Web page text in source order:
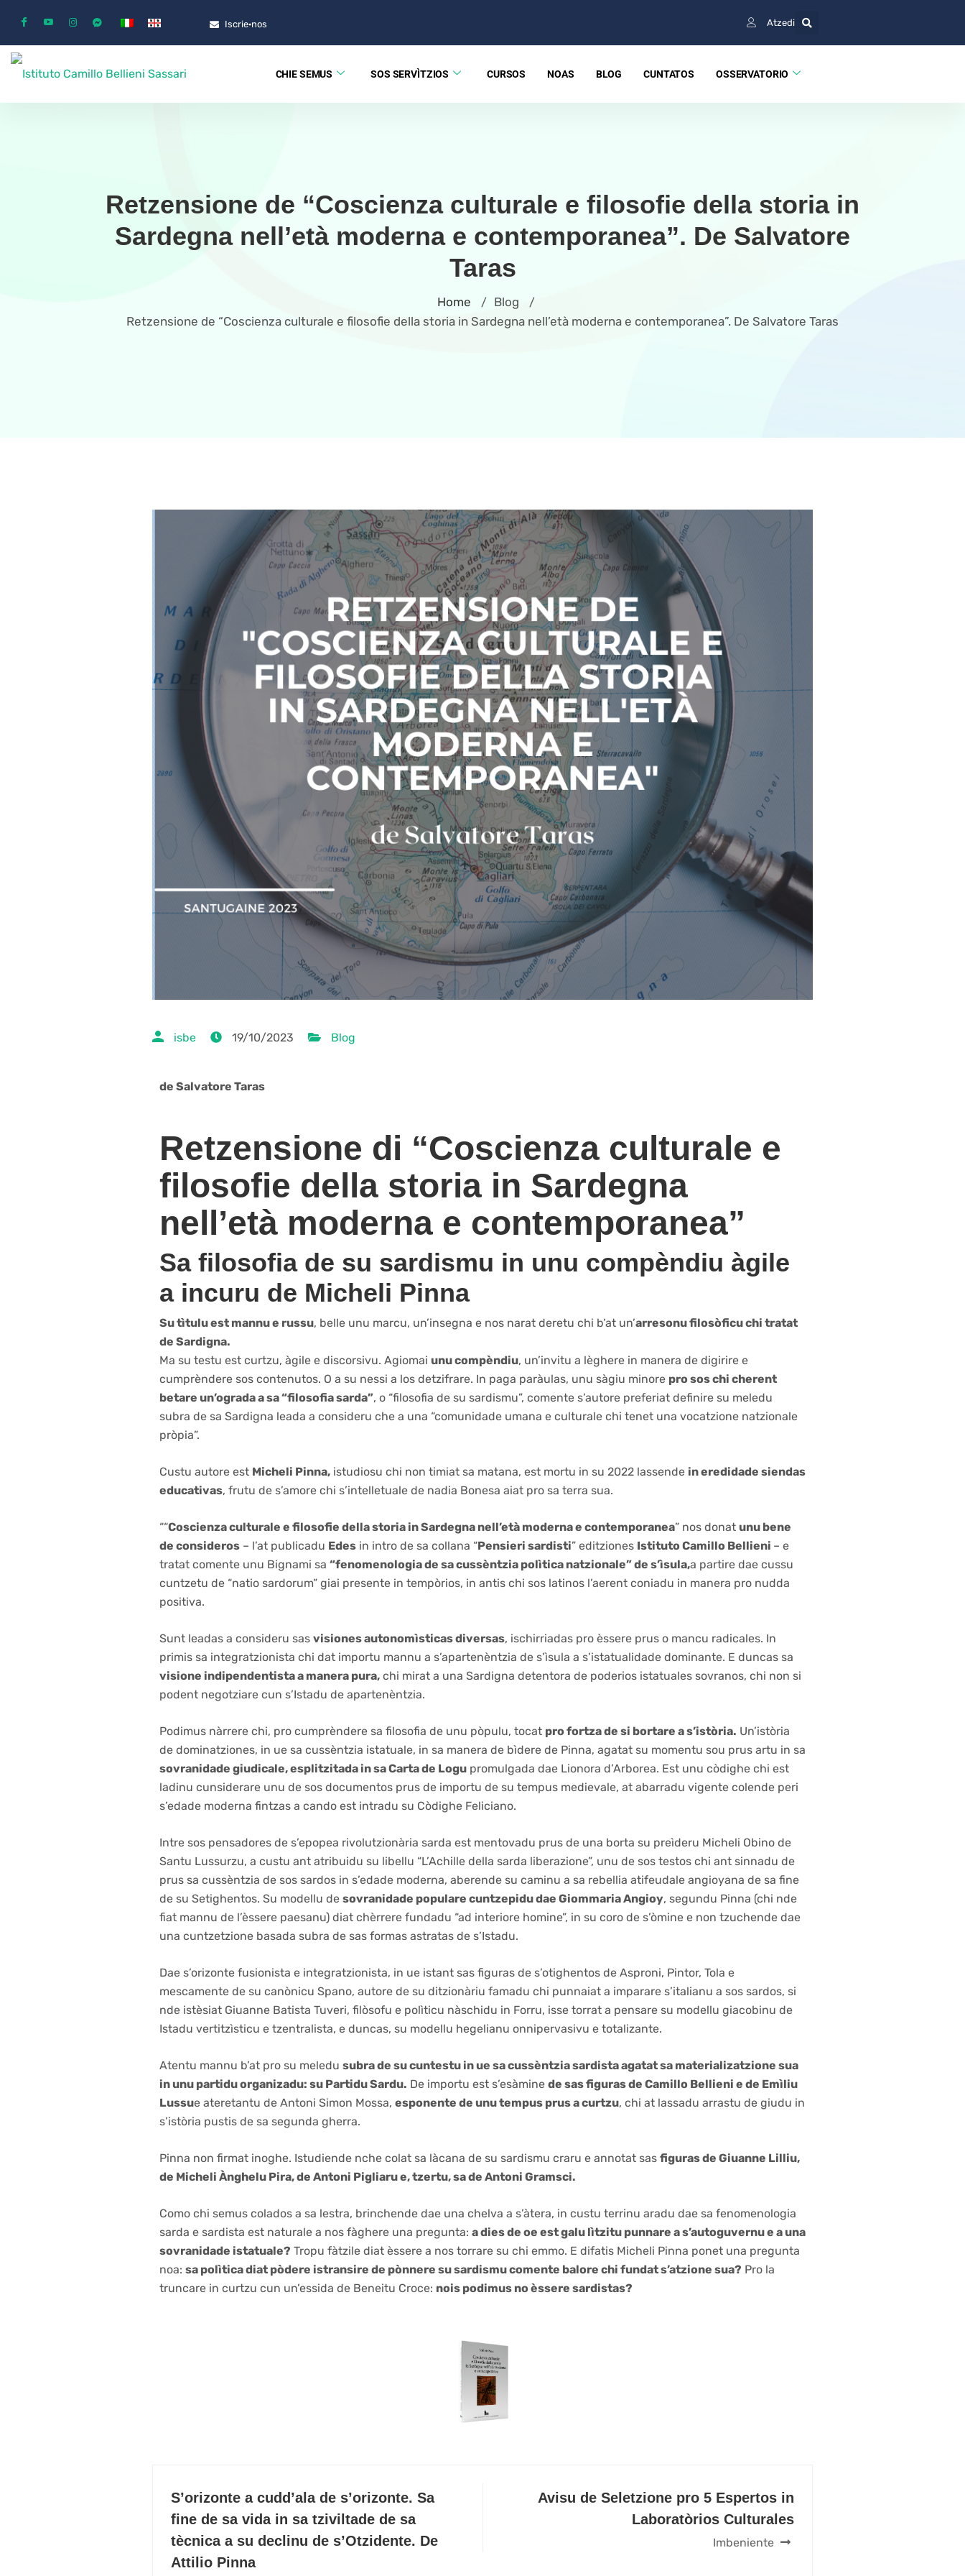
Iscrie·nos Atzedi
CHIE SEMUS SOS SERVÌTZIOS CURSOS NOAS BLOG CUNTATOS OSSERVATORIO
Retzensione de “Coscienza culturale e filosofie della storia in
Sardegna nell’età moderna e contemporanea”. De Salvatore
Taras
Home / Blog /
Retzensione de “Coscienza culturale e filosofie della storia in Sardegna nell’età moderna e contemporanea”. De Salvatore Taras
isbe 19/10/2023 Blog
de Salvatore Taras
Retzensione di “Coscienza culturale e
filosofie della storia in Sardegna
nell’età moderna e contemporanea”
Sa filosofia de su sardismu in unu compèndiu àgile
a incuru de Micheli Pinna
Su tìtulu est mannu e russu, belle unu marcu, un’insegna e nos narat deretu chi b’at un’arresonu filosòficu chi tratat
de Sardigna.
Ma su testu est curtzu, àgile e discorsivu. Agiomai unu compèndiu, un’invitu a lèghere in manera de digirire e
cumprèndere sos contenutos. O a su nessi a los detzifrare. In paga paràulas, unu sàgiu minore pro sos chi cherent
betare un’ograda a sa “filosofia sarda”, o “filosofia de su sardismu”, comente s’autore preferiat definire su meledu
subra de sa Sardigna leada a consideru che a una “comunidade umana e culturale chi tenet una vocatzione natzionale
pròpia”.
Custu autore est Micheli Pinna, istudiosu chi non timiat sa matana, est mortu in su 2022 lassende in eredidade siendas
educativas, frutu de s’amore chi s’intelletuale de nadia Bonesa aiat pro sa terra sua.
““Coscienza culturale e filosofie della storia in Sardegna nell’età moderna e contemporanea” nos donat unu bene
de consideros – l’at publicadu Edes in intro de sa collana “Pensieri sardisti” editziones Istituto Camillo Bellieni – e
tratat comente unu Bignami sa “fenomenologia de sa cussèntzia polìtica natzionale” de s’ìsula,a partire dae cussu
cuntzetu de “natio sardorum” giai presente in tempòrios, in antis chi sos latinos l’aerent coniadu in manera pro nudda
positiva.
Sunt leadas a consideru sas visiones autonomìsticas diversas, ischirriadas pro èssere prus o mancu radicales. In
primis sa integratzionista chi dat importu mannu a s’apartenèntzia de s’ìsula a s’istatualidade dominante. E duncas sa
visione indipendentista a manera pura, chi mirat a una Sardigna detentora de poderios istatuales sovranos, chi non si
podent negotziare cun s’Istadu de apartenèntzia.
Podimus nàrrere chi, pro cumprèndere sa filosofia de unu pòpulu, tocat pro fortza de si bortare a s’istòria. Un’istòria
de dominatziones, in ue sa cussèntzia istatuale, in sa manera de bìdere de Pinna, agatat su momentu sou prus artu in sa
sovranidade giudicale, esplitzitada in sa Carta de Logu promulgada dae Lionora d’Arborea. Est unu còdighe chi est
ladinu cunsiderare unu de sos documentos prus de importu de su tempus medievale, at abarradu vigente colende peri
s’edade moderna fintzas a cando est intradu su Còdighe Feliciano.
Intre sos pensadores de s’epopea rivolutzionària sarda est mentovadu prus de una borta su preìderu Micheli Obino de
Santu Lussurzu, a custu ant atribuidu su libellu “L’Achille della sarda liberazione”, unu de sos testos chi ant sinnadu de
prus sa cussèntzia de sos sardos in s’edade moderna, aberende su caminu a sa rebellia atifeudale angioyana de sa fine
de su Setighentos. Su modellu de sovranidade populare cuntzepidu dae Giommaria Angioy, segundu Pinna (chi nde
fiat mannu de l’èssere paesanu) diat chèrrere fundadu “ad interiore homine”, in su coro de s’òmine e non tzuchende dae
una cuntzetzione basada subra de sas formas astratas de s’Istadu.
Dae s’orizonte fusionista e integratzionista, in ue istant sas figuras de s’otighentos de Asproni, Pintor, Tola e
mescamente de su canònicu Spano, autore de su ditzionàriu famadu chi punnaiat a imparare s’italianu a sos sardos, si
nde istèsiat Giuanne Batista Tuveri, filòsofu e polìticu nàschidu in Forru, isse torrat a pensare su modellu giacobinu de
Istadu vertitzìsticu e tzentralista, e duncas, su modellu hegelianu onnipervasivu e totalizante.
Atentu mannu b’at pro su meledu subra de su cuntestu in ue sa cussèntzia sardista agatat sa materializatzione sua
in unu partidu organizadu: su Partidu Sardu. De importu est s’esàmine de sas figuras de Camillo Bellieni e de Emìliu
Lussue ateretantu de Antoni Simon Mossa, esponente de unu tempus prus a curtzu, chi at lassadu arrastu de giudu in
s’istòria pustis de sa segunda gherra.
Pinna non firmat inoghe. Istudiende nche colat sa làcana de su sardismu craru e annotat sas figuras de Giuanne Lilliu,
de Micheli Ànghelu Pira, de Antoni Pigliaru e, tzertu, sa de Antoni Gramsci.
Como chi semus colados a sa lestra, brinchende dae una chelva a s’àtera, in custu terrinu aradu dae sa fenomenologia
sarda e sardista est naturale a nos fàghere una pregunta: a dies de oe est galu lìtzitu punnare a s’autoguvernu e a una
sovranidade istatuale? Tropu fàtzile diat èssere a nos torrare su chi emmo. E difatis Micheli Pinna ponet una pregunta
noa: sa polìtica diat pòdere istransire de pònnere su sardismu comente balore chi fundat s’atzione sua? Pro la
truncare in curtzu cun un’essida de Beneitu Croce: nois podimus no èssere sardistas?
S’orizonte a cudd’ala de s’orizonte. Sa
fine de sa vida in sa tziviltade de sa
tècnica a su declinu de s’Otzidente. De
Attilio Pinna
Avisu de Seletzione pro 5 Espertos in
Laboratòrios Culturales
Imbeniente